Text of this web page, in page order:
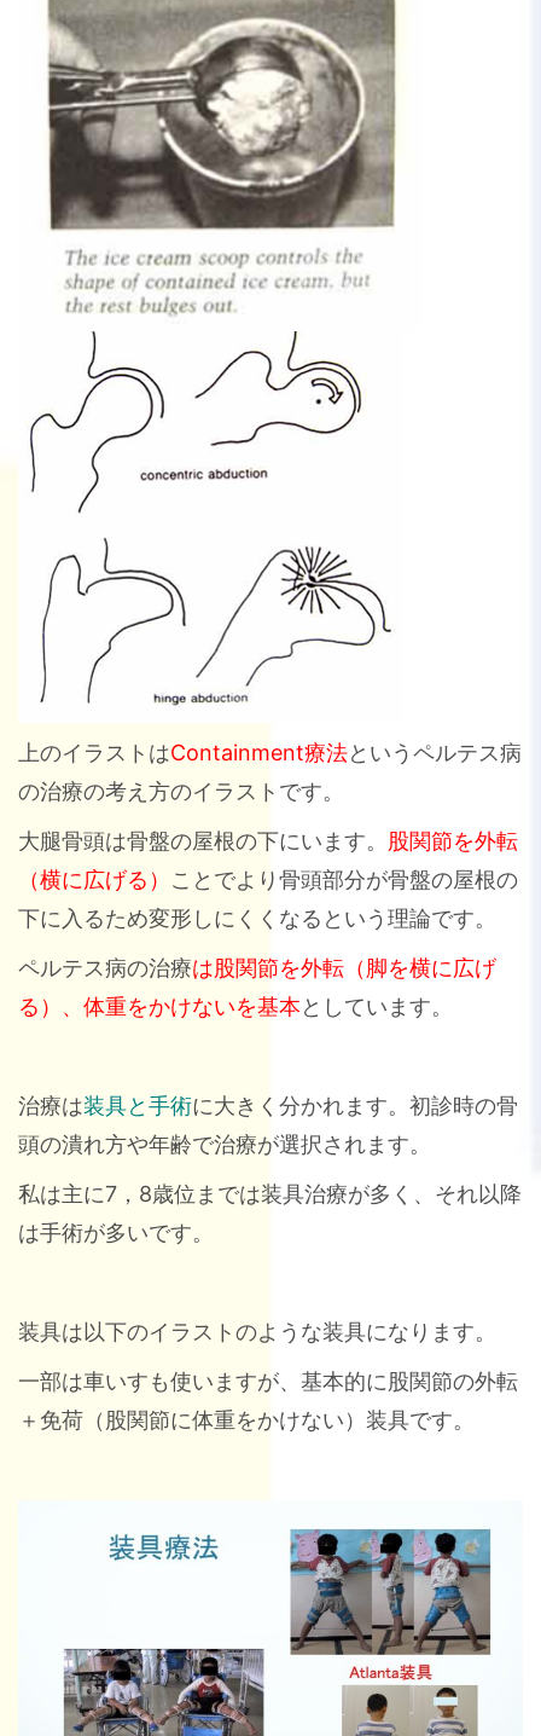
上のイラストはContainment療法というペルテス病
の治療の考え方のイラストです。
大腿骨頭は骨盤の屋根の下にいます。 股関節を外転
（横に広げる） ことでより骨頭部分が骨盤の屋根の
下に入るため変形しにくくなるという理論です。
ペルテス病の治療は股関節を外転（脚を横に広げ
る）、体重をかけないを基本としています。
治療は装具と手術に大きく分かれます。初診時の骨
頭の潰れ方や年齢で治療が選択されます。
私は主に7，8歳位までは装具治療が多く、それ以降
は手術が多いです。
装具は以下のイラストのような装具になります。
一部は車いすも使いますが、基本的に股関節の外転
＋免荷（股関節に体重をかけない）装具です。